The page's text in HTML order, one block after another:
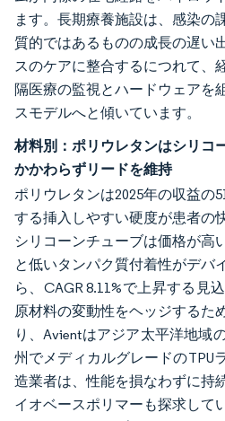
ます。長期療養施設は、感染の
質的ではあるものの成長の遅い
スのケアに整合するにつれて、
隔医療の監視とハードウェアを
スモデルへと傾いています。
材料別：ポリウレタンはシリコ
かかわらずリードを維持
ポリウレタンは2025年の収益の
する挿入しやすい硬度が患者の
シリコーンチューブは価格が高
と低いタンパク質付着性がデバ
ら、CAGR 8.11%で上昇する見
原材料の変動性をヘッジするた
り、Avientはアジア太平洋地域
州でメディカルグレードのTPU
造業者は、性能を損なわずに持
イオベースポリマーも探求して